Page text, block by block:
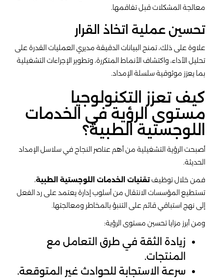
معالجة المشكلات قبل تفاقمها.
تحسين عملية اتخاذ القرار
علاوة على ذلك، تمنح البيانات الدقيقة مديري العمليات القدرة على
تحليل الأداء، واكتشاف الأنماط المتكررة، وتطوير الإجراءات التشغيلية
بما يعزز موثوقية سلسلة الإمداد.
كيف تعزز التكنولوجيا
مستوى الرؤية في الخدمات
اللوجستية الطبية؟
أصبحت الرؤية التشغيلية من أهم عناصر النجاح في سلاسل الإمداد
الحديثة.
فمن خلال توظيفتقنيات الخدمات اللوجستية الطبية،
تستطيع المؤسسات الانتقال من أسلوب إدارة يعتمد على رد الفعل
إلى نهج استباقي قائم على التنبؤ بالمخاطر ومعالجتها.
ومن أبرز مزايا تحسين مستوى الرؤية:
زيادة الثقة في طرق التعامل مع
المنتجات.
سرعة الاستجابة للحوادث غير المتوقعة.